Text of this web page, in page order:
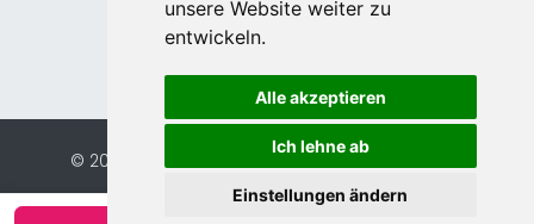
unsere Website weiter zu
entwickeln.
Alle akzeptieren
Ich lehne ab
Einstellungen ändern
© 2026 Eurochalets | Website von FalcoTravel
Sichere Online-Bezahlung mit